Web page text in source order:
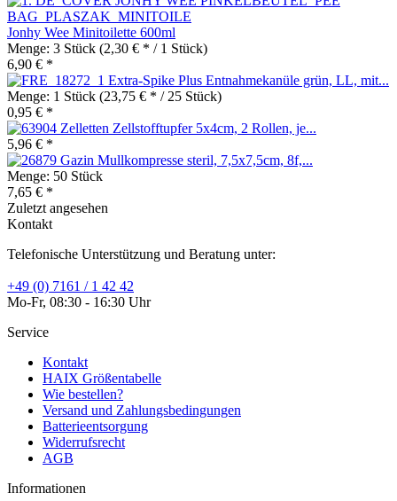
Jonhy Wee Minitoilette 600ml
Menge: 3 Stück (2,30 € * / 1 Stück)
6,90 € *
Extra-Spike Plus Entnahmekanüle grün, LL, mit...
Menge: 1 Stück (23,75 € * / 25 Stück)
0,95 € *
Zelletten Zellstofftupfer 5x4cm, 2 Rollen, je...
5,96 € *
Gazin Mullkompresse steril, 7,5x7,5cm, 8f,...
Menge: 50 Stück
7,65 € *
Zuletzt angesehen
Kontakt
Telefonische Unterstützung und Beratung unter:
+49 (0) 7161 / 1 42 42
Mo-Fr, 08:30 - 16:30 Uhr
Service
Kontakt
HAIX Größentabelle
Wie bestellen?
Versand und Zahlungsbedingungen
Batterieentsorgung
Widerrufsrecht
AGB
Informationen